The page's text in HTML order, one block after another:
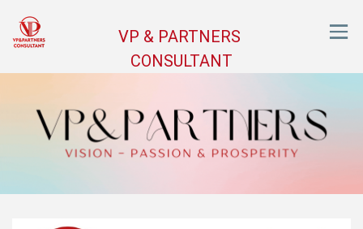
VP & PARTNERS
CONSULTANT